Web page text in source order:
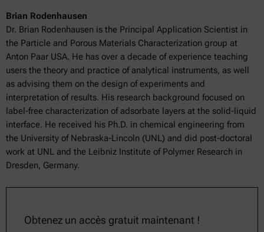
Brian Rodenhausen
Dr. Brian Rodenhausen is the Principal Application Scientist in
the Particle and Porous Materials Characterization group at
Anton Paar USA. He has over a decade of experience teaching
users the theory and practice of analytical instruments, as well
as advising them on the design of experiments and
interpretation of results. His research background focused on
label-free characterization of adsorbate layers at the solid-liquid
interface. He received his Ph.D. in chemical engineering from
the University of Nebraska-Lincoln (UNL) and did post-doctoral
work at UNL and the Leibniz Institute of Polymer Research in
Dresden, Germany.
Obtenez un accès gratuit maintenant !